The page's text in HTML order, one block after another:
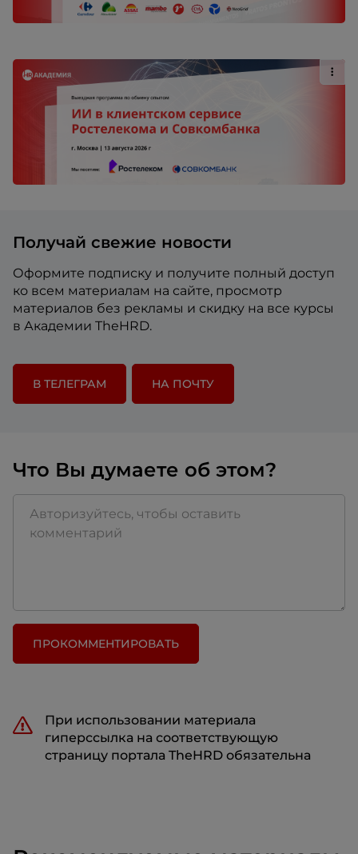
Получай свежие новости
Оформите подписку и получите полный доступ
ко всем материалам на сайте, просмотр
материалов без рекламы и скидку на все курсы
в Академии TheHRD.
В ТЕЛЕГРАМ НА ПОЧТУ
Что Вы думаете об этом?
ПРОКОММЕНТИРОВАТЬ
При использовании материала
гиперссылка на соответствующую
страницу портала TheHRD обязательна